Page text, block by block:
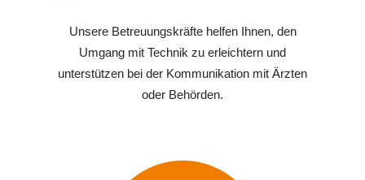
Unsere Betreuungskräfte helfen Ihnen, den
Umgang mit Technik zu erleichtern und
unterstützen bei der Kommunikation mit Ärzten
oder Behörden.